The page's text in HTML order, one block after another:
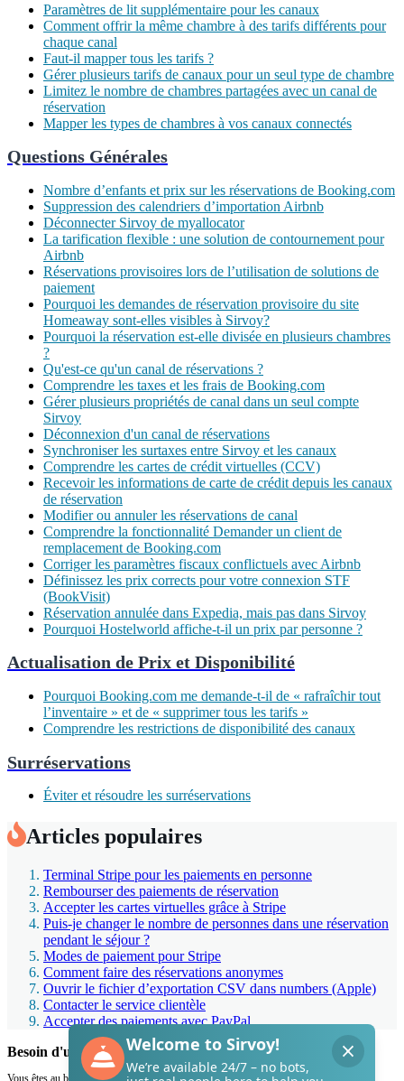
Paramètres de lit supplémentaire pour les canaux
Comment offrir la même chambre à des tarifs différents pour
chaque canal
Faut-il mapper tous les tarifs ?
Gérer plusieurs tarifs de canaux pour un seul type de chambre
Limitez le nombre de chambres partagées avec un canal de
réservation
Mapper les types de chambres à vos canaux connectés
Questions Générales
Nombre d’enfants et prix sur les réservations de Booking.com
Suppression des calendriers d’importation Airbnb
Déconnecter Sirvoy de myallocator
La tarification flexible : une solution de contournement pour
Airbnb
Réservations provisoires lors de l’utilisation de solutions de
paiement
Pourquoi les demandes de réservation provisoire du site
Homeaway sont-elles visibles à Sirvoy?
Pourquoi la réservation est-elle divisée en plusieurs chambres
?
Qu'est-ce qu'un canal de réservations ?
Comprendre les taxes et les frais de Booking.com
Gérer plusieurs propriétés de canal dans un seul compte
Sirvoy
Déconnexion d'un canal de réservations
Synchroniser les surtaxes entre Sirvoy et les canaux
Comprendre les cartes de crédit virtuelles (CCV)
Recevoir les informations de carte de crédit depuis les canaux
de réservation
Modifier ou annuler les réservations de canal
Comprendre la fonctionnalité Demander un client de
remplacement de Booking.com
Corriger les paramètres fiscaux conflictuels avec Airbnb
Définissez les prix corrects pour votre connexion STF
(BookVisit)
Réservation annulée dans Expedia, mais pas dans Sirvoy
Pourquoi Hostelworld affiche-t-il un prix par personne ?
Actualisation de Prix et Disponibilité
Pourquoi Booking.com me demande-t-il de « rafraîchir tout
l’inventaire » et de « supprimer tous les tarifs »
Comprendre les restrictions de disponibilité des canaux
Surréservations
Éviter et résoudre les surréservations
Articles populaires
Terminal Stripe pour les paiements en personne
Rembourser des paiements de réservation
Accepter les cartes virtuelles grâce à Stripe
Puis-je changer le nombre de personnes dans une réservation
pendant le séjour ?
Modes de paiement pour Stripe
Comment faire des réservations anonymes
Ouvrir le fichier d’exportation CSV dans numbers (Apple)
Contacter le service clientèle
Accepter des paiements avec PayPal
Besoin d'un coup de main de Sirvoy ?